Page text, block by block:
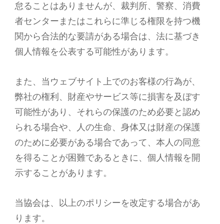
怠ることはありませんが、裁判所、警察、消費
者センターまたはこれらに準じる権限を持つ機
関から合法的な要請がある場合は、法に基づき
個人情報を公表する可能性があります。
また、当ウェブサイト上でのお客様の行為が、
弊社の権利、財産やサービス等に損害を及ぼす
可能性があり、それらの保護のため必要と認め
られる場合や、人の生命、身体又は財産の保護
のために必要がある場合であって、本人の同意
を得ることが困難であるときに、個人情報を開
示することがあります。
当協会は、以上のポリシーを改定する場合があ
ります。